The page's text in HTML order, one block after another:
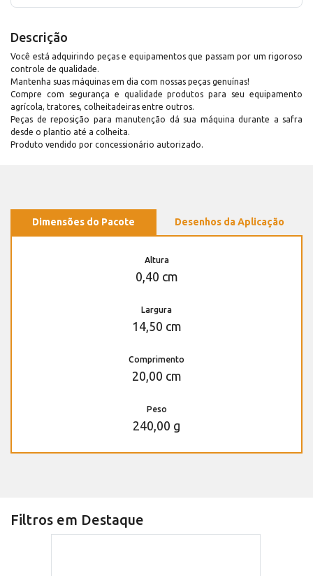
Descrição
Você está adquirindo peças e equipamentos que passam por um rigoroso
controle de qualidade.
Mantenha suas máquinas em dia com nossas peças genuínas!
Compre com segurança e qualidade produtos para seu equipamento
agrícola, tratores, colheitadeiras entre outros.
Peças de reposição para manutenção dá sua máquina durante a safra
desde o plantio até a colheita.
Produto vendido por concessionário autorizado.
Dimensões do Pacote Desenhos da Aplicação
Altura
0,40 cm
Largura
14,50 cm
Comprimento
20,00 cm
Peso
240,00 g
Filtros em Destaque